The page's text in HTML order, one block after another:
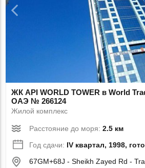
ЖК API WORLD TOWER в World
ОАЭ № 266124
Жилой комплекс
Расстояние до моря:2.5 км
Год сдачи: IV квартал, 1998,
67GM+68J - Sheikh Zayed Rd -